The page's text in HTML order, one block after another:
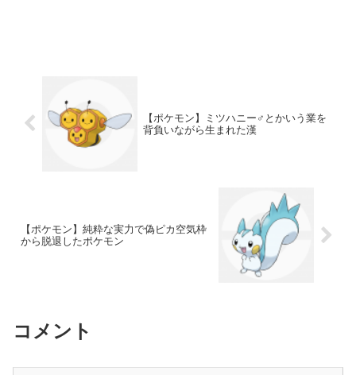
【ポケモン】ミツハニー♂とかいう業を
背負いながら生まれた漢
【ポケモン】純粋な実力で偽ピカ空気枠
から脱退したポケモン
コメント